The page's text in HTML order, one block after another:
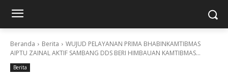
Beranda Berita
WUJUD PELAYANAN PRIMA BHABINKAMTIBMAS
AIPTU ZAINAL AKTIF SAMBANG DDS BERI HIMBAUAN KAMTIBMAS...
Berita